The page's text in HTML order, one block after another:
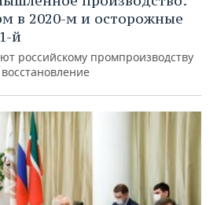
в 2020-м и осторожные
й
российскому промпроизводству